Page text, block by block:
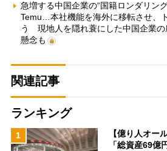
急増する中国企業の“国籍ロンダリン
Temu…本社機能を海外に移転させ、
う 現地人を隠れ蓑にした中国企業の
懸念も
関連記事
ランキング
1
【億り人オー
「総資産69億